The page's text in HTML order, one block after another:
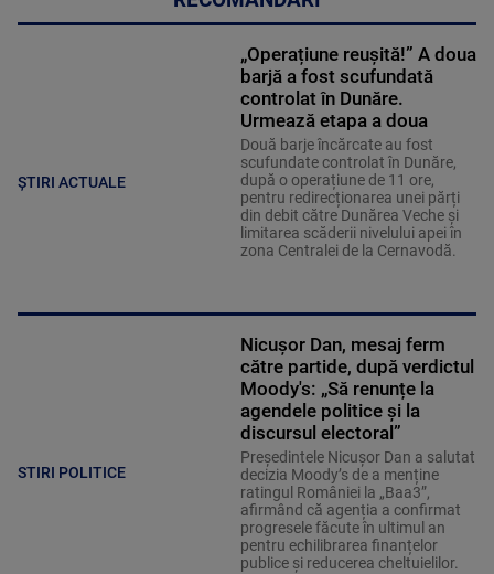
ȘTIRI ACTUALE
„Operațiune reușită!” A doua
barjă a fost scufundată
controlat în Dunăre.
Urmează etapa a doua
Două barje încărcate au fost
scufundate controlat în Dunăre,
după o operațiune de 11 ore,
pentru redirecționarea unei părți
din debit către Dunărea Veche și
limitarea scăderii nivelului apei în
zona Centralei de la Cernavodă.
STIRI POLITICE
Nicușor Dan, mesaj ferm
către partide, după verdictul
Moody's: „Să renunțe la
agendele politice şi la
discursul electoral”
Președintele Nicușor Dan a salutat
decizia Moody’s de a menține
ratingul României la „Baa3”,
afirmând că agenția a confirmat
progresele făcute în ultimul an
pentru echilibrarea finanțelor
publice și reducerea cheltuielilor.